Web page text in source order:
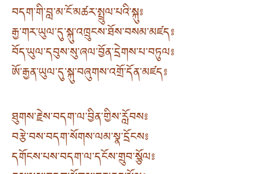
བདག་གི་བླ་མ་ངོ་མཚར་སྤྲུལ་པའི་སྐུ༔
རྒྱ་གར་ཡུལ་དུ་སྐུ་འཁྲུངས་ཐོས་བསམ་མཛད༔
བོད་ཡུལ་དབུས་སུ་ཞལ་བྱོན་དྲེགས་པ་བཏུལ༔
ཨོ་རྒྱན་ཡུལ་དུ་སྐུ་བཞུགས་འགྲོ་དོན་མཛད༔
ཐུགས་རྗེས་བདག་ལ་བྱིན་གྱིས་རློབས༔
བརྩེ་བས་བདག་སོགས་ལམ་སྣ་དྲོངས༔
དགོངས་པས་བདག་ལ་དངོས་གྲུབ་སྩོལ༔